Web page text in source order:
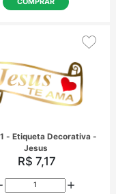
- Com Carinho
R$ 7,17
COMPRAR